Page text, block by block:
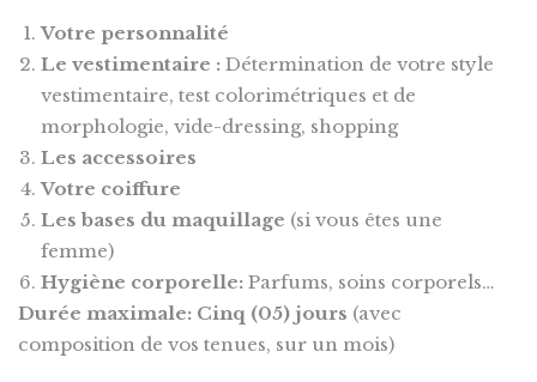
Votre personnalité
Le vestimentaire : Détermination de votre style
vestimentaire, test colorimétriques et de
morphologie, vide-dressing, shopping
Les accessoires
Votre coiffure
Les bases du maquillage (si vous êtes une
femme)
Hygiène corporelle: Parfums, soins corporels…
Durée maximale: Cinq (05) jours (avec
composition de vos tenues, sur un mois)